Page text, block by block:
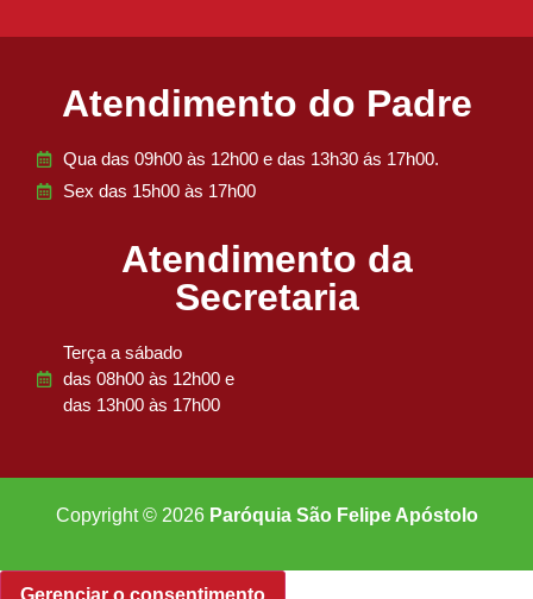
Atendimento do Padre
Qua das 09h00 às 12h00 e das 13h30 ás 17h00.
Sex das 15h00 às 17h00
Atendimento da
Secretaria
Terça a sábado
das 08h00 às 12h00 e
das 13h00 às 17h00
Copyright © 2026 Paróquia São Felipe Apóstolo